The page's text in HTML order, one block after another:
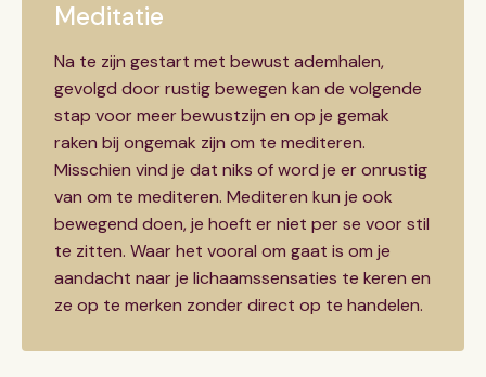
Meditatie
Na te zijn gestart met bewust ademhalen,
gevolgd door rustig bewegen kan de volgende
stap voor meer bewustzijn en op je gemak
raken bij ongemak zijn om te mediteren.
Misschien vind je dat niks of word je er onrustig
van om te mediteren. Mediteren kun je ook
bewegend doen, je hoeft er niet per se voor stil
te zitten. Waar het vooral om gaat is om je
aandacht naar je lichaamssensaties te keren en
ze op te merken zonder direct op te handelen.